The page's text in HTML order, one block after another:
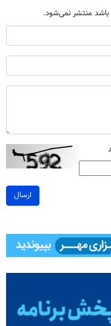
باشد منتشر نمی‌شود.
ارسال